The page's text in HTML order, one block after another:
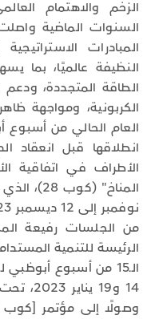
الزخم والاهتمام
السنوات الماضية
المبادرات
النظيفة عالميًا، بما
الطاقة المتجددة، ودعم
الكربونية، ومواجهة
العام الحالي من
انطلاقها قبل انعقاد
الأطراف في اتفاقية
من الجلسات رفيعة
14 و19